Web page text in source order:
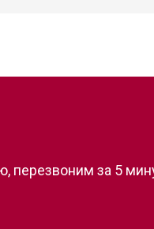
перезвоним за 5